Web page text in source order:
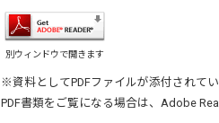
別ウィンドウで開きます
※資料としてPDFファイルが添付されてい
PDF書類をご覧になる場合は、 Adobe